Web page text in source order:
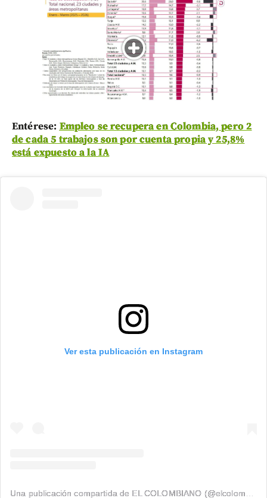
Entérese: Empleo se recupera en Colombia, pero 2
de cada 5 trabajos son por cuenta propia y 25,8%
está expuesto a la IA
Ver esta publicación en Instagram